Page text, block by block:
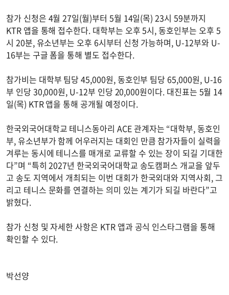
참가 신청은 4월 27일(월)부터 5월 14일(목) 23시 59분까지
KTR 앱을 통해 접수한다. 대학부는 오후 5시, 동호인부는 오후 5
시 20분, 유소년부는 오후 6시부터 신청 가능하며, U-12부와 U-
16부는 구글 폼을 통해 별도 접수한다.
참가비는 대학부 팀당 45,000원, 동호인부 팀당 65,000원, U-16
부 인당 30,000원, U-12부 인당 20,000원이다. 대진표는 5월 14
일(목) KTR 앱을 통해 공개될 예정이다.
한국외국어대학교 테니스동아리 ACE 관계자는 “대학부, 동호인
부, 유소년부가 함께 어우러지는 대회인 만큼 참가자들이 실력을
겨루는 동시에 테니스를 매개로 교류할 수 있는 장이 되길 기대한
다”며 “특히 2027년 한국외국어대학교 송도캠퍼스 개교을 앞두
고 송도 지역에서 개최되는 이번 대회가 한국외대와 지역사회, 그
리고 테니스 문화를 연결하는 의미 있는 계기가 되길 바란다”고
밝혔다.
참가 신청 및 자세한 사항은 KTR 앱과 공식 인스타그램을 통해
확인할 수 있다.
박선양